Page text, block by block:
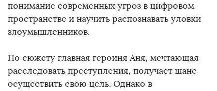
понимание современных угроз в цифровом
пространстве и научить распознавать уловки
злоумышленников.
По сюжету главная героиня Аня, мечтающая
расследовать преступления, получает шанс
осуществить свою цель. Однако в